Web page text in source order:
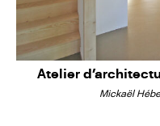
Atelier
Mickaël